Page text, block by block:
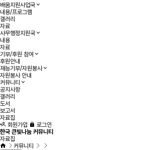
배움지원사업국
내용/프로그램
갤러리
자료
사무행정지원국
내용
자료
기부/후원 참여
후원안내
재능기부/자원봉사
자원봉사 안내
커뮤니티
공지사항
갤러리
도서
보고서
자료집
회원가입
로그인
한국 큰빛나눔 커뮤니티
자료집
커뮤니티